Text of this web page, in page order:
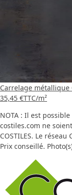
Carrelage métallique
35,45 €TTC/m²
NOTA : Il est
costiles.com ne
COSTILES. Le
Prix conseillé.